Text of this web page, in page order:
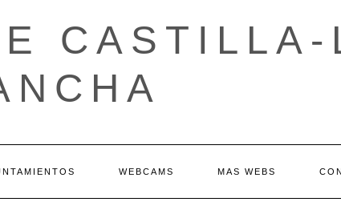
CASTILLA-
WEBCAMS MAS WEBS